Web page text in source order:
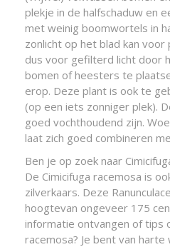
plekje in de halfschaduw en
met weinig boomwortels in
zonlicht op het blad kan
dus voor gefilterd licht door
bomen of heesters te
erop. Deze plant is ook te
(op een iets zonniger plek).
goed vochthoudend zijn.
laat zich goed combineren
Ben je op zoek naar
De Cimicifuga racemosa is
zilverkaars. Deze
hoogtevan ongeveer 175
informatie ontvangen of tips
racemosa? Je bent van harte